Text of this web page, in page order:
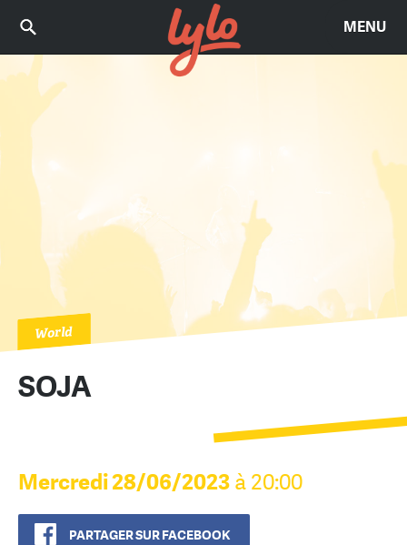
MENU
World
SOJA
Mercredi 28/06/2023 à 20:00
PARTAGER SUR FACEBOOK